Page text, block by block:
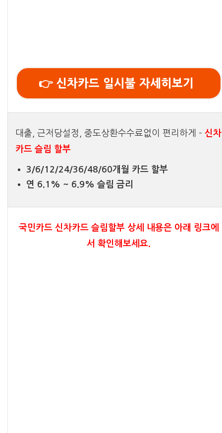
👉 신차카드 일시불 자세히보기
대출, 근저당설정, 중도상환수수료없이 편리하게 – 신차
카드 슬림 할부
3/6/12/24/36/48/60개월 카드 할부
연 6.1% ~ 6.9% 슬림 금리
국민카드 신차카드 슬림할부 상세 내용은 아래 링크에
서 확인해보세요.